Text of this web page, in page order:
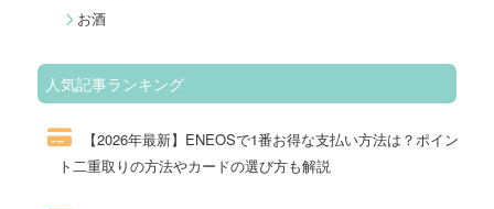
お酒
人気記事ランキング
【2026年最新】ENEOSで1番お得な支払い方法は？ポイン
ト二重取りの方法やカードの選び方も解説